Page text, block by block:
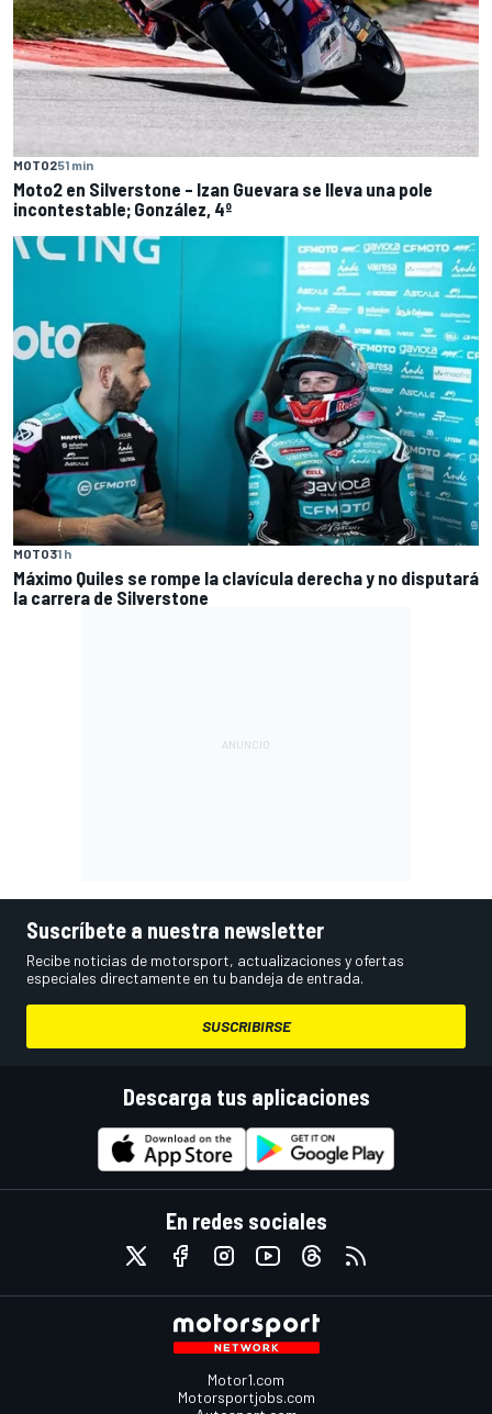
MOTO251 min
Moto2 en Silverstone – Izan Guevara se lleva una pole
incontestable; González, 4º
MOTO31 h
Máximo Quiles se rompe la clavícula derecha y no disputará
la carrera de Silverstone
Suscríbete a nuestra newsletter
Recibe noticias de motorsport, actualizaciones y ofertas
especiales directamente en tu bandeja de entrada.
SUSCRIBIRSE
Descarga tus aplicaciones
En redes sociales
Motor1.com
Motorsportjobs.com